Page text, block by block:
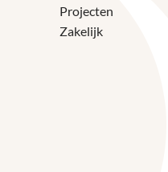
Projecten
Zakelijk